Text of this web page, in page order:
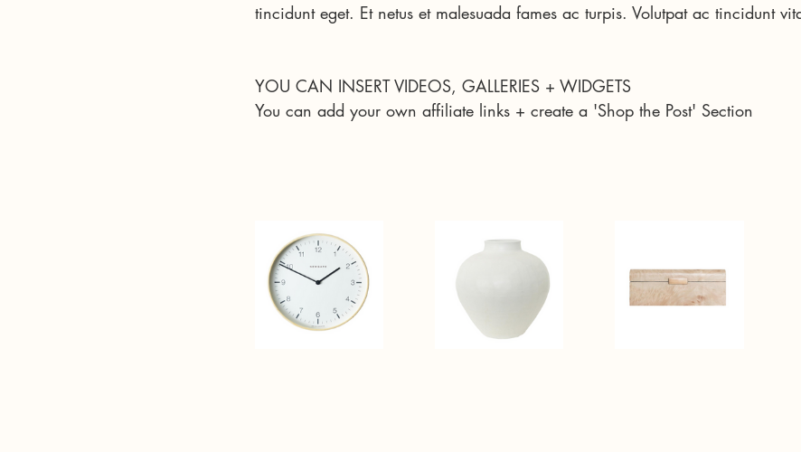
tincidunt eget. Et netus et malesuada fames ac turpis. Volutpat ac tincidunt
YOU CAN INSERT VIDEOS, GALLERIES + WIDGETS
You can add your own affiliate links + create a 'Shop the Post' Section